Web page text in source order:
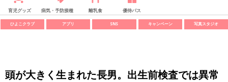
育児グッズ 病気・予防接種 離乳食 優待パス
ひよこクラブ アプリ SNS キャンペーン 写真スタジオ
頭が大きく生まれた長男。出生前検査では異常